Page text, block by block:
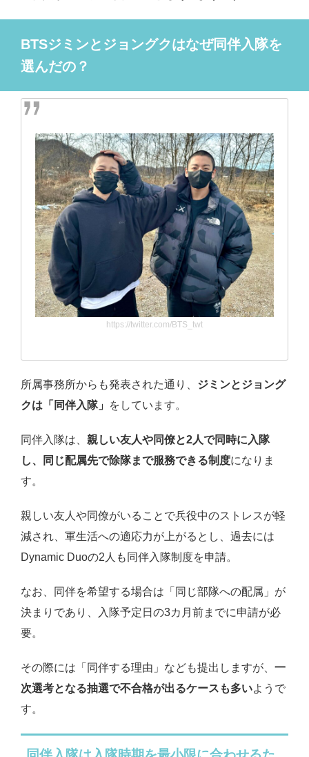
BTSジミンとジョングクはなぜ同伴入隊を
選んだの？
https://twitter.com/BTS_twt
所属事務所からも発表された通り、 ジミンとジョング
クは「同伴入隊」
をしています。
同伴入隊は、 親しい友人や同僚と2人で同時に入隊
し、同じ配属先で除隊まで服務できる制度になりま
す。
親しい友人や同僚がいることで兵役中のストレスが軽
減され、軍生活への適応力が上がるとし、過去には
Dynamic Duoの2人も同伴入隊制度を申請。
なお、同伴を希望する場合は「同じ部隊への配属」が
決まりであり、入隊予定日の3カ月前までに申請が必
要。
その際には「同伴する理由」なども提出しますが、 一
次選考となる抽選で不合格が出るケースも多いようで
す。